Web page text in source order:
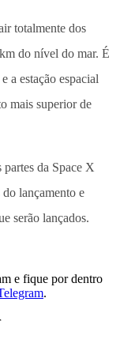
totalmente dos
do nível do mar. É
a estação espacial
mais superior de
da Space X
lançamento e
serão lançados.
e fique por dentro
.